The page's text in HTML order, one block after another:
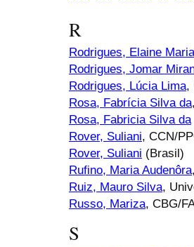
R
Rodrigues, Elaine
Rodrigues, Jomar
Rodrigues, Lúcia Lima,
Rosa, Fabrícia Silva da
Rosa, Fabricia Silva da
Rover, Suliani, CCN/
Rover, Suliani (Brasil)
Rufino, Maria Audenôra
Ruiz, Mauro Silva,
Russo, Mariza, CBG/
S